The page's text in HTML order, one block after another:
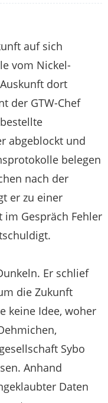
auf sich
vom Nickel-
dort
der GTW-Chef
abgeblockt und
belegen
nach der
er zu einer
Gespräch Fehler
Er schlief
die Zukunft
keine Idee, woher
Sybo
Anhand
Daten